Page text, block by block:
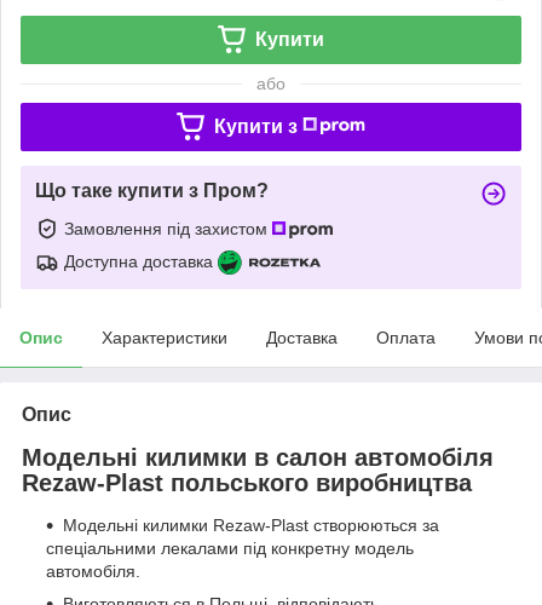
Купити
або
Купити з
Що таке купити з Пром?
Замовлення під захистом
Доступна доставка
Опис Характеристики Доставка Оплата Умови
Опис
Модельні килимки в салон автомобіля
Rezaw-Plast польського виробництва
Модельні килимки Rezaw-Plast створюються за
спеціальними лекалами під конкретну модель
автомобіля.